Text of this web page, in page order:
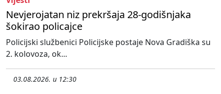
Nevjerojatan niz prekršaja 28-godišnjaka
šokirao policajce
Policijski službenici Policijske postaje Nova Gradiška su
2. kolovoza, ok...
03.08.2026. u 12:30